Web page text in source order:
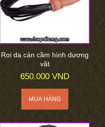
Roi da cán cầm hình dương
vật
650.000 VND